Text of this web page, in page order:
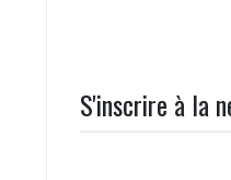
S'inscrire à la